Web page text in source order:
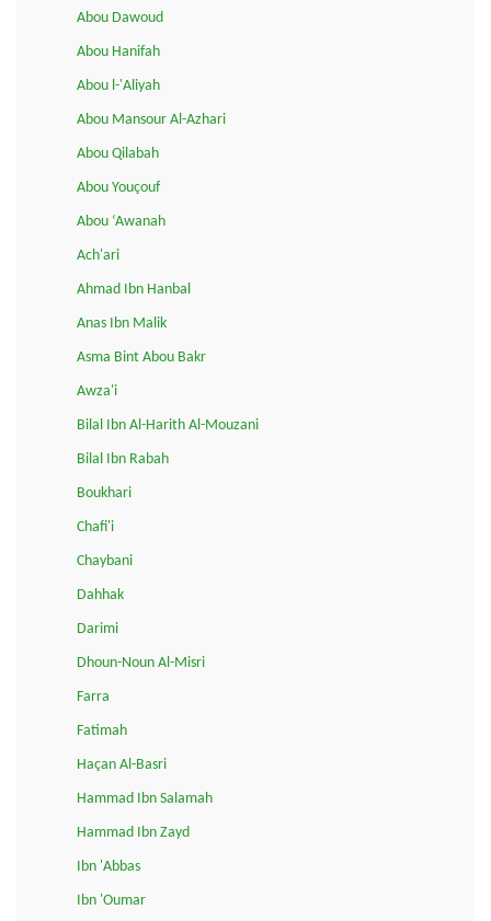
Abou Dawoud
Abou Hanifah
Abou l-'Aliyah
Abou Mansour Al-Azhari
Abou Qilabah
Abou Youçouf
Abou ‘Awanah
Ach'ari
Ahmad Ibn Hanbal
Anas Ibn Malik
Asma Bint Abou Bakr
Awza'i
Bilal Ibn Al-Harith Al-Mouzani
Bilal Ibn Rabah
Boukhari
Chafi'i
Chaybani
Dahhak
Darimi
Dhoun-Noun Al-Misri
Farra
Fatimah
Haçan Al-Basri
Hammad Ibn Salamah
Hammad Ibn Zayd
Ibn 'Abbas
Ibn 'Oumar